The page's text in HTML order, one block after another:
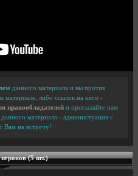
данного материала и вы против
либо ссылок на него -
правообладателей и присылайте нам
материала - администрация с
Вам на встречу!
(5 шт.)